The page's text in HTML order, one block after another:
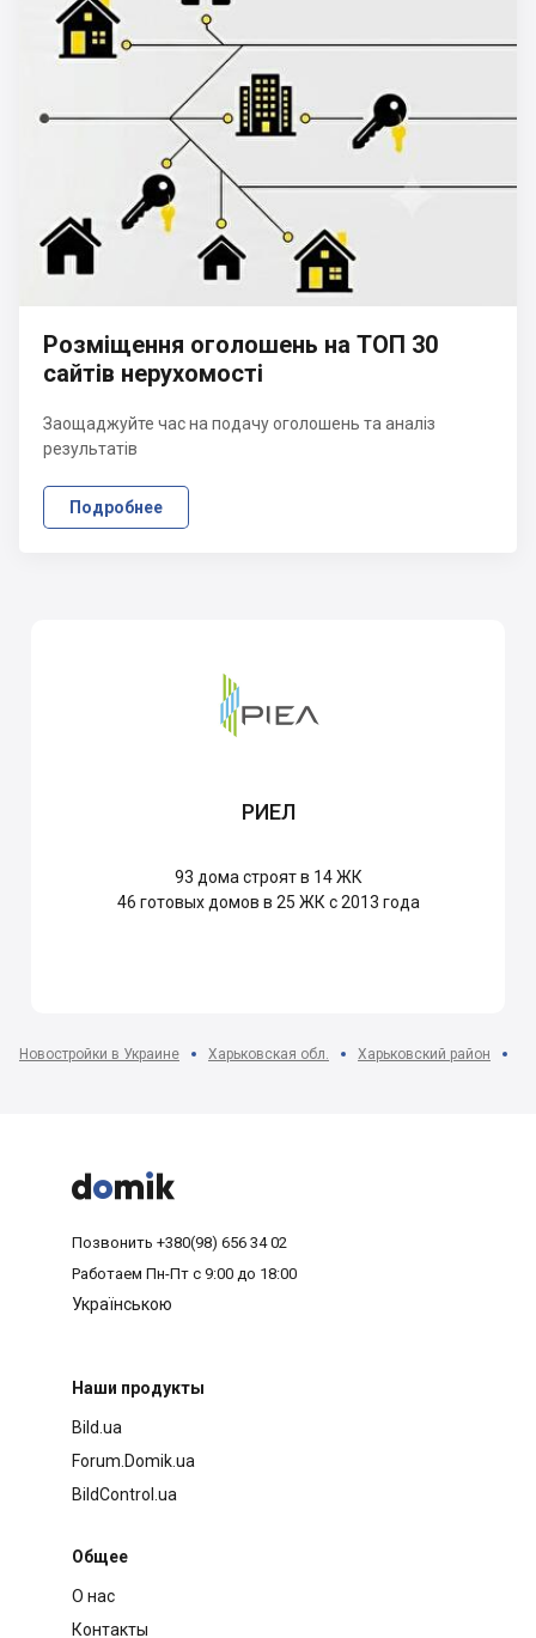
Розміщення оголошень на ТОП 30
сайтів нерухомості
Заощаджуйте час на подачу оголошень та аналіз
результатів
Подробнее
РИЕЛ
93 дома строят в 14 ЖК
46 готовых домов в 25 ЖК с 2013 года
Новостройки в Украине Харьковская обл. Харьковский район



Позвонить +380(98) 656 34 02
Работаем Пн-Пт с 9:00 до 18:00
Українською
Наши продукты
Bild.ua
Forum.Domik.ua
BildControl.ua
Общее
О нас
Контакты